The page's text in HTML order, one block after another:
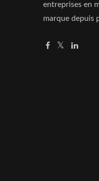
entreprises en
marque depuis